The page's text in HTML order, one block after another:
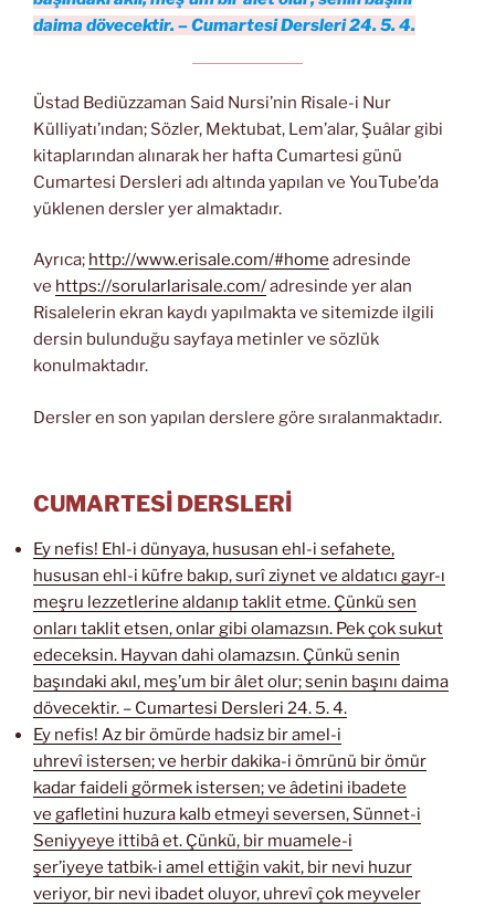
daima dövecektir. – Cumartesi Dersleri 24. 5. 4.
Üstad Bediüzzaman Said Nursi’nin Risale-i Nur
Külliyatı’ından; Sözler, Mektubat, Lem’alar, Şuâlar gibi
kitaplarından alınarak her hafta Cumartesi günü
Cumartesi Dersleri adı altında yapılan ve YouTube’da
yüklenen dersler yer almaktadır.
Ayrıca; http://www.erisale.com/#home adresinde
ve https://sorularlarisale.com/adresinde yer alan
Risalelerin ekran kaydı yapılmakta ve sitemizde ilgili
dersin bulunduğu sayfaya metinler ve sözlük
konulmaktadır.
Dersler en son yapılan derslere göre sıralanmaktadır.
CUMARTESİ DERSLERİ
Ey nefis! Ehl-i dünyaya, hususan ehl-i sefahete,
hususan ehl-i küfre bakıp, surî ziynet ve aldatıcı gayr-ı
meşru lezzetlerine aldanıp taklit etme. Çünkü sen
onları taklit etsen, onlar gibi olamazsın. Pek çok sukut
edeceksin. Hayvan dahi olamazsın. Çünkü senin
başındaki akıl, meş’um bir âlet olur; senin başını daima
dövecektir. – Cumartesi Dersleri 24. 5. 4.
Ey nefis! Az bir ömürde hadsiz bir amel-i
uhrevî istersen; ve herbir dakika-i ömrünü bir ömür
kadar faideli görmek istersen; ve âdetini ibadete
ve gafletini huzura kalb etmeyi seversen, Sünnet-i
Seniyyeye ittibâ et. Çünkü, bir muamele-i
şer’iyeye tatbik-i amel ettiğin vakit, bir nevi huzur
veriyor, bir nevi ibadet oluyor, uhrevî çok meyveler